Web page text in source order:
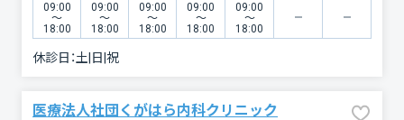
09:00
〜
18:00
09:00
〜
18:00
09:00
〜
18:00
09:00
〜
18:00
09:00
〜
18:00
休診日：土|日|祝
医療法人社団くがはら内科クリニック